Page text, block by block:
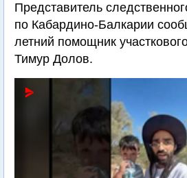
Представитель
по Кабардино-Балкарии
летний помощник
Тимур Долов.